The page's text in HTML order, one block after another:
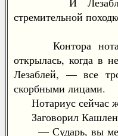
стремительной
Контора
открылась, когда в
Лезаблей, — все
скорбными лицами.
Нотариус сейчас
Заговорил
— Сударь, вы меня